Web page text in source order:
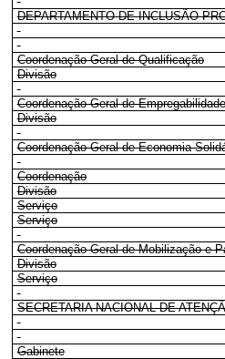
DEPARTAMENTO DE INCLUSÃO
Coordenação-Geral de Qualificação
Divisão
Coordenação-Geral de
Divisão
Coordenação-Geral de Economia
Coordenação
Divisão
Serviço
Serviço
Coordenação-Geral de Mobilização e
Divisão
Serviço
SECRETARIA NACIONAL DE
Gabinete